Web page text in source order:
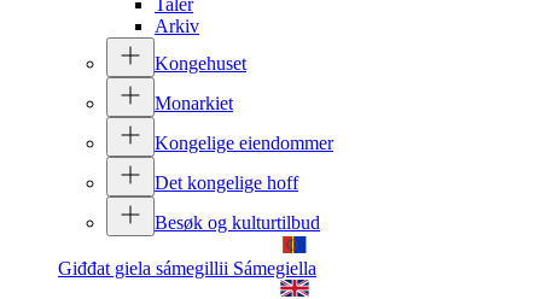
Arkiv
Kongehuset
Monarkiet
Kongelige eiendommer
Det kongelige hoff
Besøk og kulturtilbud
Giđđat giela sámegillii Sámegiella